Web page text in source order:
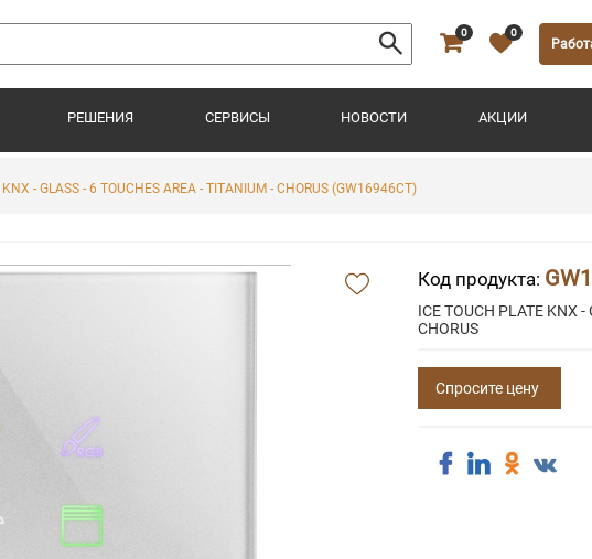
0 0
РЕШЕНИЯ СЕРВИСЫ НОВОСТИ АКЦИИ
- GLASS - 6 TOUCHES AREA - TITANIUM - CHORUS (GW16946CT)
Код продукта:
ICE TOUCH PLATE KNX -
CHORUS
Спросите цену